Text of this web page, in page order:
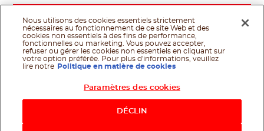
Nous utilisons des cookies essentiels strictement
nécessaires au fonctionnement de ce site Web et des
cookies non essentiels à des fins de performance,
fonctionnelles ou marketing. Vous pouvez accepter,
refuser ou gérer les cookies non essentiels en cliquant sur
votre option préférée. Pour plus d'informations, veuillez
lire notre
Politique en matière de cookies
Paramètres des cookies
DÉCLIN